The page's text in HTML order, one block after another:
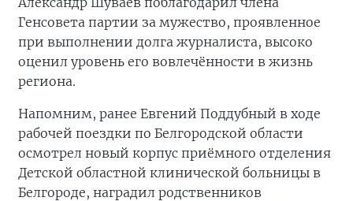
Генсовета партии за мужество, проявленное
при выполнении долга журналиста, высоко
оценил уровень его вовлечённости в жизнь
региона.
Напомним, ранее Евгений Поддубный в ходе
рабочей поездки по Белгородской области
осмотрел новый корпус приёмного отделения
Детской областной клинической больницы в
Белгороде, наградил родственников